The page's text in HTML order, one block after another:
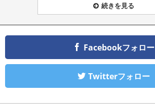
続きを見る
Facebookフォロー
Twitterフォロー